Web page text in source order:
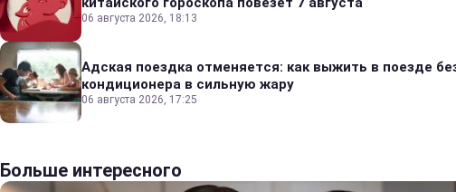
06 августа 2026, 18:13
Адская поездка отменяется: как выжить в поезде
кондиционера в сильную жару
06 августа 2026, 17:25
Больше интересного